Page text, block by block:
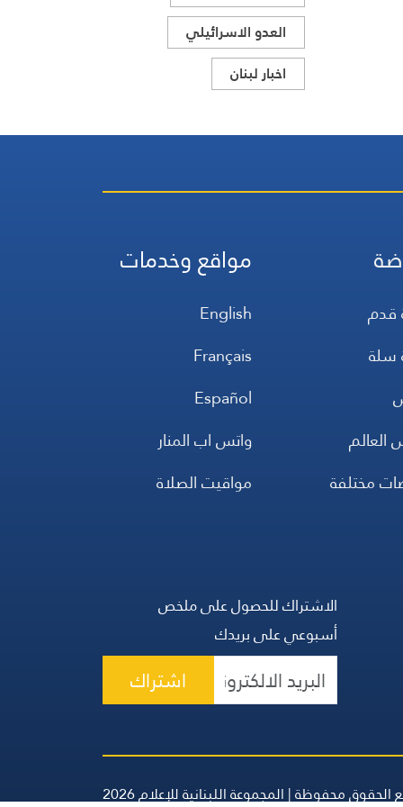
العدو الاسرائيلي
اخبار لبنان
قدم
سلة
العالم
مختلفة
مواقع وخدمات
English
Français
Español
واتس اب المنار
مواقيت الصلاة
الاشتراك للحصول على ملخص
أسبوعي على بريدك
اشتراك
الحقوق محفوظة | المجموعة اللبنانية للإعلام 2026